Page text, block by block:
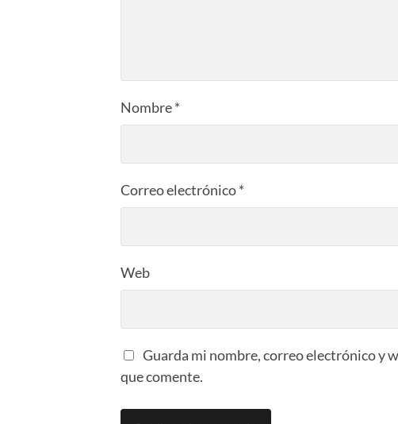
Nombre*
Correo electrónico*
Web
Guarda mi nombre, correo electrónico y
que comente.